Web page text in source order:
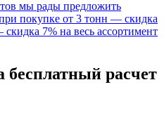
мы рады предложить
покупке от 3 тонн — скидка
7% на весь ассортимент
бесплатный расчет